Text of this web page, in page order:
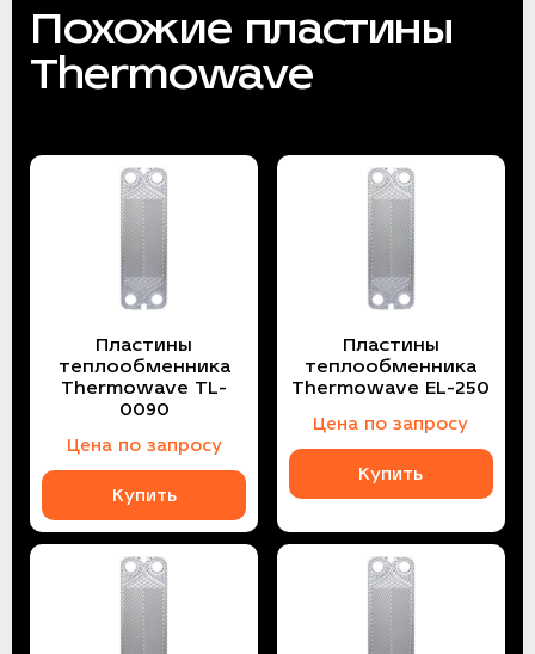
Похожие пластины
Thermowave
Пластины
теплообменника
Thermowave TL-
0090
Цена по запросу
Купить
Пластины
теплообменника
Thermowave EL-250
Цена по запросу
Купить